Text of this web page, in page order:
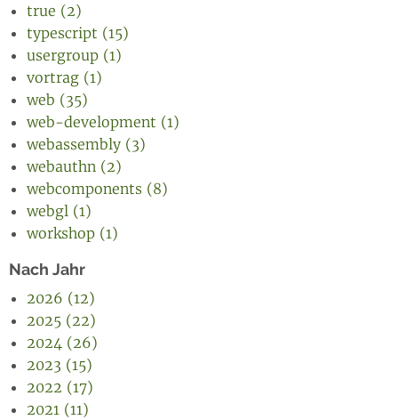
true (2)
typescript (15)
usergroup (1)
vortrag (1)
web (35)
web-development (1)
webassembly (3)
webauthn (2)
webcomponents (8)
webgl (1)
workshop (1)
Nach Jahr
2026 (12)
2025 (22)
2024 (26)
2023 (15)
2022 (17)
2021 (11)